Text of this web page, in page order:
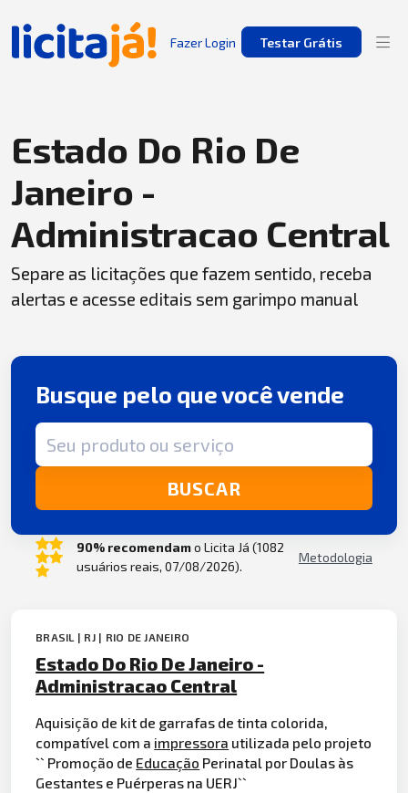
Fazer Login Testar Grátis
Estado Do Rio De
Janeiro -
Administracao Central
Separe as licitações que fazem sentido, receba
alertas e acesse editais sem garimpo manual
Busque pelo que você vende
Termo de busca
BUSCAR
90% recomendamo Licita Já (1082
usuários reais, 07/08/2026).
Metodologia
BRASIL | RJ | RIO DE JANEIRO
Estado Do Rio De Janeiro -
Administracao Central
Aquisição de kit de garrafas de tinta colorida,
compatível com a impressora utilizada pelo projeto
`` Promoção de Educação Perinatal por Doulas às
Gestantes e Puérperas na UERJ``